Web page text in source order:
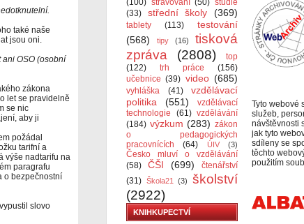
také naše
jsou oni.
OSO (osobní
zákona
let se pravidelně
se nic
aby ji
požádal
tarifní a
výše nadtarifu na
paragrafu
o bezpečnostní
slovo
(100) stravování (50) studie
(33)
střední školy (369)
tablety (113)
testování
(568)
tipy (16)
tisková
zpráva
(2808)
top
(122)
trh práce
(156)
učebnice (39) video (685)
vyhláška (41)
vzdělávací
politika
(551)
vzdělávací
technologie
(61) vzdělávání
(184) výzkum (283) zákon
o pedagogických
pracovnících
(64) ÚIV (3)
Česko mluví o vzdělávání
(58)
ČŠI (699)
čtenářství
(31) Škola21 (3)
školství
(2922)
KNIHKUPECTVÍ
Tyto webové
služeb,
návštěvnosti
jak tyto
sdíleny se
těchto
použitím